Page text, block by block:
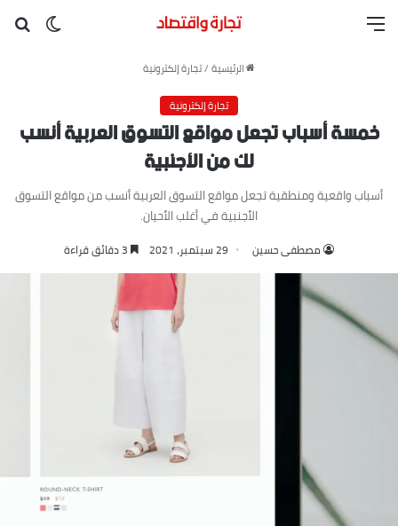
القائمة
الرئيسية /تجارة إلكترونية
تجارة إلكترونية
خمسة أسباب تجعل مواقع التسوق العربية أنسب
لك من الأجنبية
أسباب واقعية ومنطقية تجعل مواقع التسوق العربية أنسب من مواقع التسوق
الأجنبية في أغلب الأحيان.
مصطفى حسين 29 سبتمبر، 2021